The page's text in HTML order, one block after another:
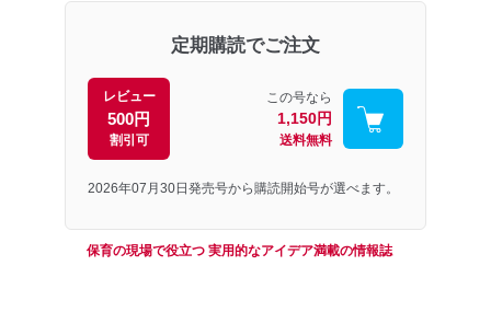
定期購読でご注文
レビュー
500円
割引可
この号なら
1,150円
送料無料
2026年07月30日発売号から購読開始号が選べます。
保育の現場で役立つ 実用的なアイデア満載の情報誌